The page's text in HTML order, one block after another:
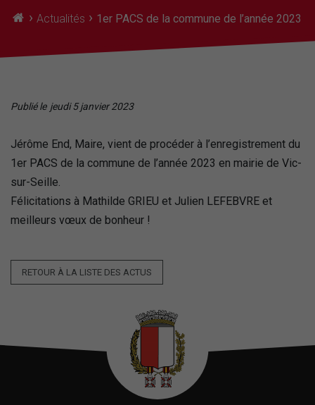
› Actualités › 1er PACS de la commune de l’année 2023
Publié le jeudi 5 janvier 2023
Jérôme End, Maire, vient de procéder à l’enregistrement du
1er PACS de la commune de l’année 2023 en mairie de Vic-
sur-Seille.
Félicitations à Mathilde GRIEU et Julien LEFEBVRE et
meilleurs vœux de bonheur !
RETOUR À LA LISTE DES ACTUS